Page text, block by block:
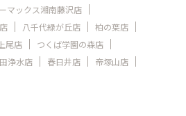
マックス湘南藤沢店
八千代緑が丘店
柏の葉店
尾店
つくば学園の森店
浄水店 春日井店
帝塚山店